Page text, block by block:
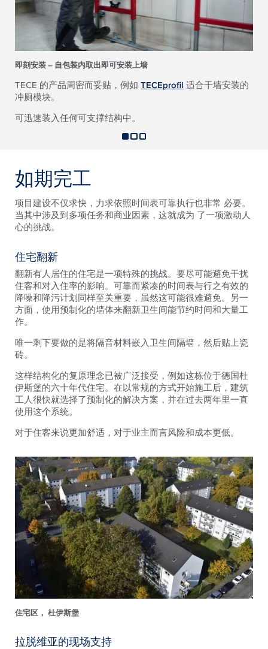
即刻安装 – 自包装内取出即可安装上墙
TECE 的产品周密而妥贴，例如 TECEprofil 适合干墙安装的
冲厕模块。
可迅速装入任何可支撑结构中。
如期完工
项目建设不仅求快，力求依照时间表可靠执行也非常 必要。
当其中涉及到多项任务和商业因素，这就成为 了一项激动人
心的挑战。
住宅翻新
翻新有人居住的住宅是一项特殊的挑战。要尽可能避免干扰
住客和对入住率的影响。可靠而紧凑的时间表与行之有效的
降噪和降污计划同样至关重要，虽然这可能很难避免。另一
方面，使用预制化的墙体来翻新卫生间能节约时间和大量工
作。
唯一剩下要做的是将隔音材料嵌入卫生间隔墙，然后贴上瓷
砖。
这样结构化的复原理念已被广泛接受，例如这栋位于德国杜
伊斯堡的六十年代住宅。在以常规的方式开始施工后，建筑
工人很快就选择了预制化的解决方案，并在过去两年里一直
使用这个系统。
对于住客来说更加舒适，对于业主而言风险和成本更低。
住宅区， 杜伊斯堡
拉脱维亚的现场支持